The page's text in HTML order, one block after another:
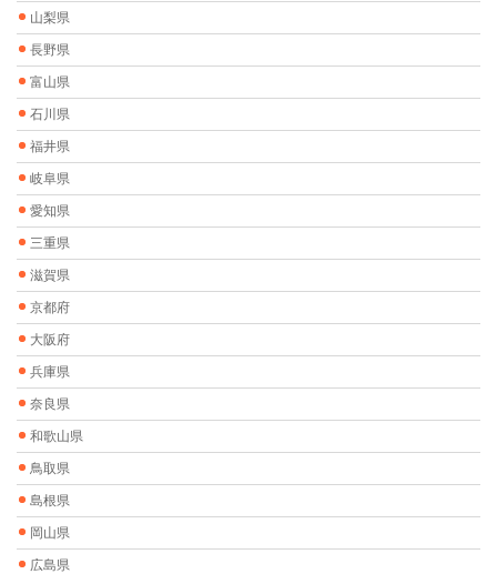
山梨県
長野県
富山県
石川県
福井県
岐阜県
愛知県
三重県
滋賀県
京都府
大阪府
兵庫県
奈良県
和歌山県
鳥取県
島根県
岡山県
広島県